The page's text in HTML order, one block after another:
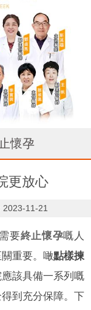
懷孕
更放心
2023-11-21
要終止懷孕嘅人
重要。噉點樣揀
該具備一系列嘅
到充分保障。下